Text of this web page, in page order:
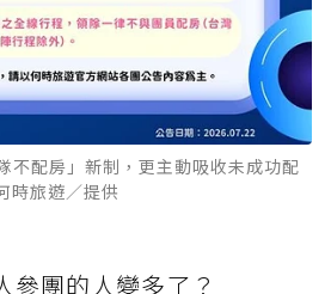
配房」新制，更主動吸收未成功配
旅遊／提供
參團的人變多了？